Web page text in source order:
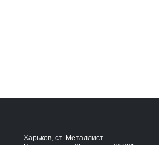
Харьков, ст. Металлист